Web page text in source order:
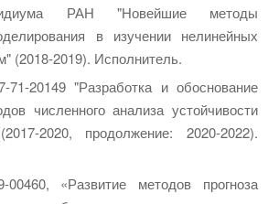
РАН "Новейшие методы
в изучении нелинейных
(2018-2019). Исполнитель.
20149 "Разработка и обоснование
численного анализа устойчивости
2020, продолжение: 2020-2022).
«Развитие методов прогноза